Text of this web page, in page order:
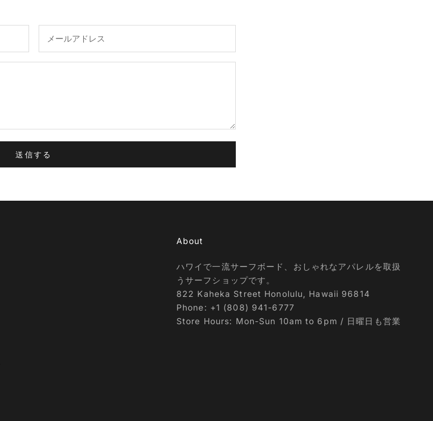
送信する
About
ハワイで一流サーフボード、おしゃれなアパレルを取扱
うサーフショップです。
822 Kaheka Street Honolulu, Hawaii 96814
Phone: +1 (808) 941-6777
Store Hours: Mon-Sun 10am to 6pm / 日曜日も営業